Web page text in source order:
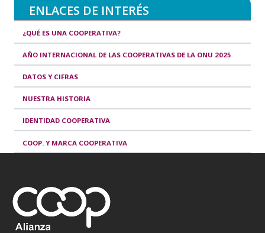
ENLACES DE INTERÉS
¿QUÉ ES UNA COOPERATIVA?
AÑO INTERNACIONAL DE LAS COOPERATIVAS DE LA ONU 2025
DATOS Y CIFRAS
NUESTRA HISTORIA
IDENTIDAD COOPERATIVA
COOP. Y MARCA COOPERATIVA